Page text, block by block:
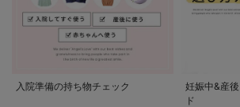
入院準備の持ち物チェック
妊娠中&産
ド